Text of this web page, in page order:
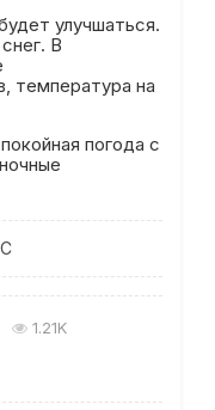
улучшаться.
В
температура на
погода с
1.21K